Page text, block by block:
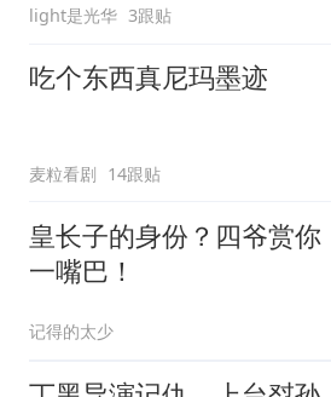
light是光华 3跟贴
吃个东西真尼玛墨迹
麦粒看剧 14跟贴
皇长子的身份？四爷赏你
一嘴巴！
记得的太少